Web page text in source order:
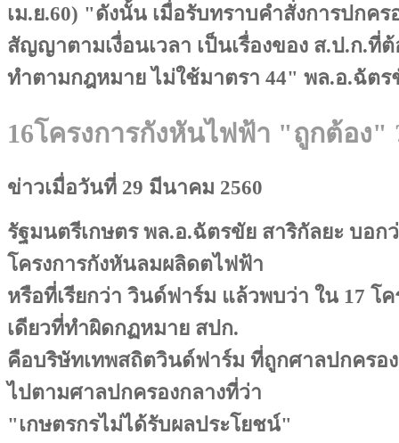
เม.ย.60) "ดังนั้น เมื่อรับทราบคำสั่งการปกคร
สัญญาตามเงื่อนเวลา เป็นเรื่องของ ส.ป.ก.ที่
ทำตามกฎหมาย ไม่ใช้มาตรา 44" พล.อ.ฉัตร
16โครงการกังหันไฟฟ้า "ถูกต้อง"
ข่าวเมื่อวันที่ 29 มีนาคม 2560
รัฐมนตรีเกษตร พล.อ.ฉัตรขัย สาริกัลยะ บอก
โครงการกังหันลมผลิดตไฟฟ้า
หรือที่เรียกว่า วินด์ฟาร์ม แล้วพบว่า ใน 17 โค
เดียวที่ทำผิดกฏหมาย สปก.
คือบริษัทเทพสถิตวินด์ฟาร์ม ที่ถูกศาลปกครอ
ไปตามศาลปกครองกลางที่ว่า
"เกษตรกรไม่ได้รับผลประโยชน์"